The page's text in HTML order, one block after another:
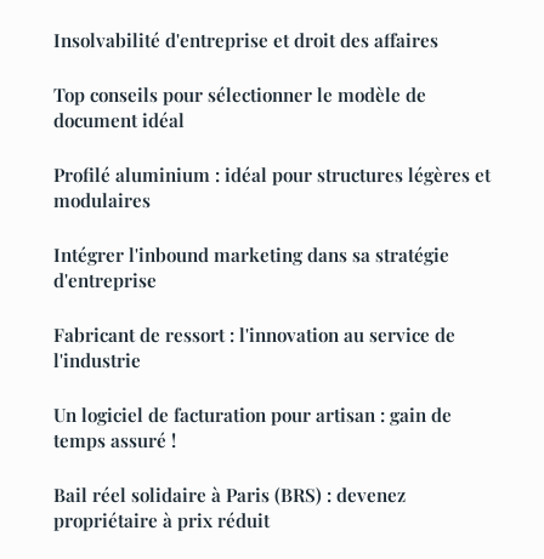
Insolvabilité d'entreprise et droit des affaires
Top conseils pour sélectionner le modèle de
document idéal
Profilé aluminium : idéal pour structures légères et
modulaires
Intégrer l'inbound marketing dans sa stratégie
d'entreprise
Fabricant de ressort : l'innovation au service de
l'industrie
Un logiciel de facturation pour artisan : gain de
temps assuré !
Bail réel solidaire à Paris (BRS) : devenez
propriétaire à prix réduit